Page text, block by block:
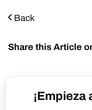
Back
Share this Article